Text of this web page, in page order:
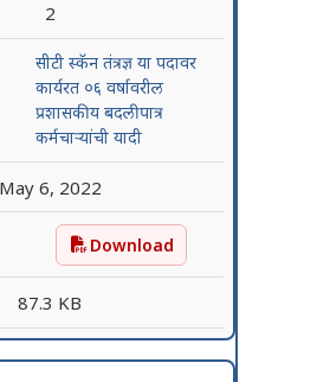
2
सीटी स्कॅन तंत्रज्ञ या पदावर
कार्यरत ०६ वर्षावरील
प्रशासकीय बदलीपात्र
कर्मचाऱ्यांची यादी
May 6, 2022
सीटी स्कॅन तंत्रज्ञ या पदावर
Download
87.3 KB